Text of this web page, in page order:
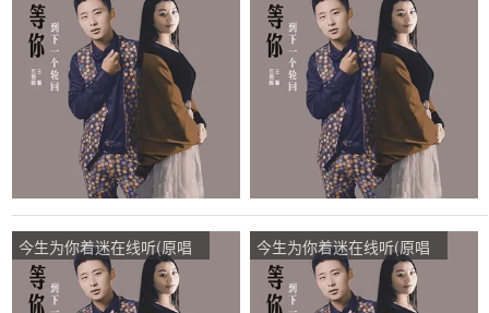
是石雪峰/王馨)，8*26你若
安好！我不打扰演唱点
播:16次
是王馨/石雪峰)，空谷幽兰
演唱点播:93次
今生为你着迷在线听(原唱
是王馨/石雪峰)，美哥演唱
点播:62次
今生为你着迷在线听(原唱
是王馨/石雪峰)，鹿姐与你
有约演唱点播:59次